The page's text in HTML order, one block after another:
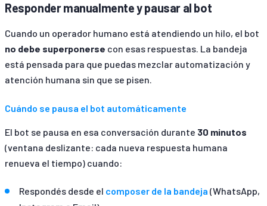
Responder manualmente y pausar al bot
Cuando un operador humano está atendiendo un hilo, el bot
no debe superponerse con esas respuestas. La bandeja
está pensada para que puedas mezclar automatización y
atención humana sin que se pisen.
Cuándo se pausa el bot automáticamente
El bot se pausa en esa conversación durante 30 minutos
(ventana deslizante: cada nueva respuesta humana
renueva el tiempo) cuando:
Respondés desde el composer de la bandeja (WhatsApp,